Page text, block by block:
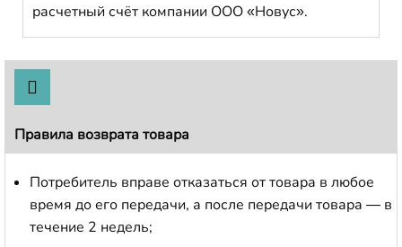
расчетный счёт компании ООО «Новус».
Правила возврата товара
Потребитель вправе отказаться от товара в любое
время до его передачи, а после передачи товара — в
течение 2 недель;